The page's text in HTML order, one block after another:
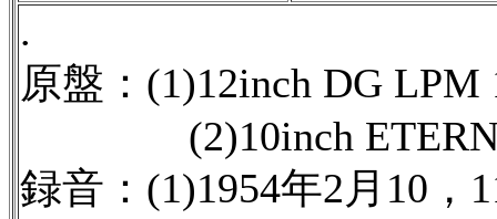
.
原盤：(1)12inch DG LPM
(2)10inch ETERNA
録音：(1)1954年2月10，